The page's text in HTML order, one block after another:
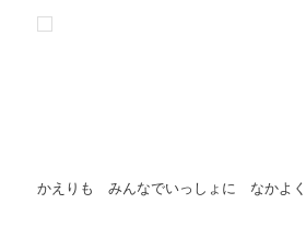
かえりも みんなでいっしょに なかよ